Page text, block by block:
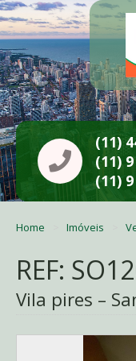
(11)
(11)
(11)
Home Imóveis
REF:
Vila pires –